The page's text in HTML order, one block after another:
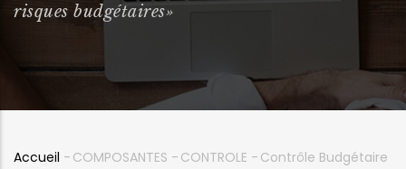
risques budgétaires»
Accueil - COMPOSANTES - CONTROLE - Contrôle Budgétaire